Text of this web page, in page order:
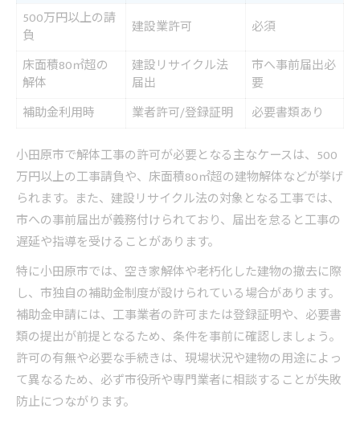
500万円以上の請
負
建設業許可
必須
床面積80㎡超の
解体
建設リサイクル法
届出
市へ事前届出必
要
補助金利用時
業者許可/登録証明 必要書類あり
小田原市で解体工事の許可が必要となる主なケースは、500
万円以上の工事請負や、床面積80㎡超の建物解体などが挙げ
られます。また、建設リサイクル法の対象となる工事では、
市への事前届出が義務付けられており、届出を怠ると工事の
遅延や指導を受けることがあります。
特に小田原市では、空き家解体や老朽化した建物の撤去に際
し、市独自の補助金制度が設けられている場合があります。
補助金申請には、工事業者の許可または登録証明や、必要書
類の提出が前提となるため、条件を事前に確認しましょう。
許可の有無や必要な手続きは、現場状況や建物の用途によっ
て異なるため、必ず市役所や専門業者に相談することが失敗
防止につながります。